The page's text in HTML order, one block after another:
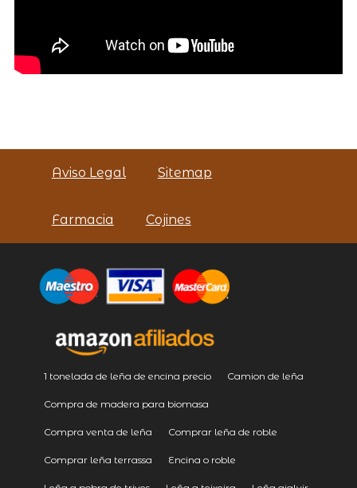
Aviso Legal Sitemap
Farmacia Cojines
1 tonelada de leña de encina precio Camion de leña
Compra de madera para biomasa
Compra venta de leña Comprar leña de roble
Comprar leña terrassa Encina o roble